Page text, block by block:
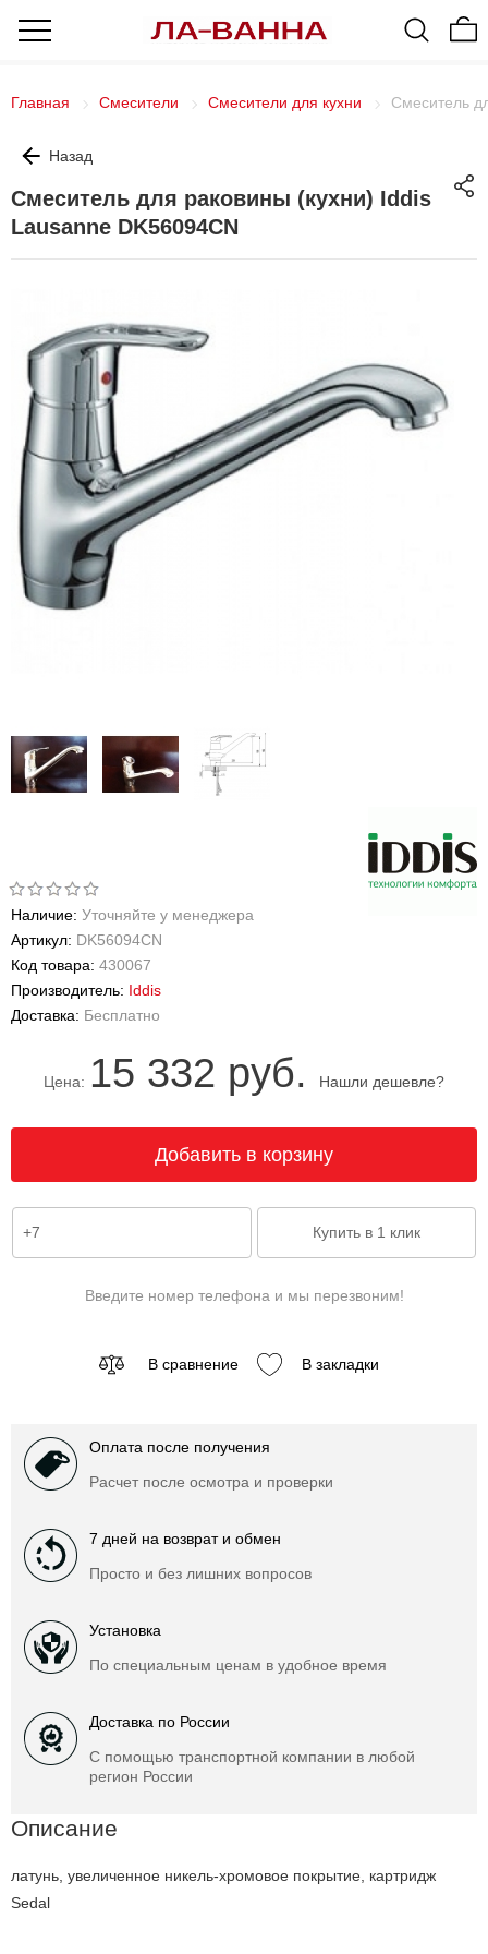
Главная Смесители Смесители для кухни Смеситель
Назад
Смеситель для раковины (кухни) Iddis
Lausanne DK56094CN
Наличие: Уточняйте у менеджера
Артикул: DK56094CN
Код товара: 430067
Производитель: Iddis
Доставка: Бесплатно
Цена: 15 332 руб. Нашли дешевле?
Введите номер телефона и мы перезвоним!
В сравнение В закладки
Оплата после получения
Расчет после осмотра и проверки
7 дней на возврат и обмен
Просто и без лишних вопросов
Установка
По специальным ценам в удобное время
Доставка по России
С помощью транспортной компании в любой
регион России
Описание
латунь, увеличенное никель-хромовое покрытие, картридж
Sedal